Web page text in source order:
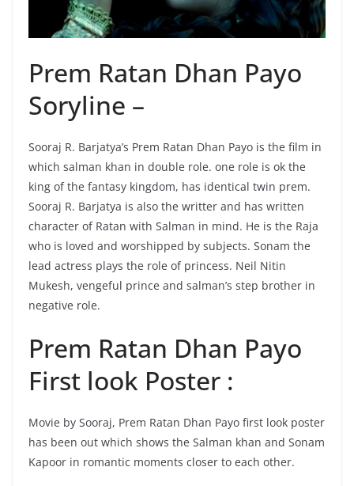
Prem Ratan Dhan Payo
Soryline –
Sooraj R. Barjatya’s Prem Ratan Dhan Payo is the film in
which salman khan in double role. one role is ok the
king of the fantasy kingdom, has identical twin prem.
Sooraj R. Barjatya is also the writter and has written
character of Ratan with Salman in mind. He is the Raja
who is loved and worshipped by subjects. Sonam the
lead actress plays the role of princess. Neil Nitin
Mukesh, vengeful prince and salman’s step brother in
negative role.
Prem Ratan Dhan Payo
First look Poster :
Movie by Sooraj, Prem Ratan Dhan Payo first look poster
has been out which shows the Salman khan and Sonam
Kapoor in romantic moments closer to each other.